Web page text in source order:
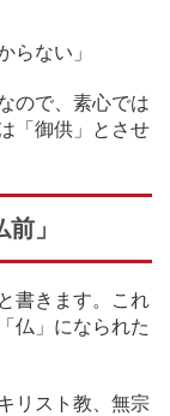
らない」
ので、素心では
「御供」とさせ
」
書きます。これ
仏」になられた
リスト教、無宗